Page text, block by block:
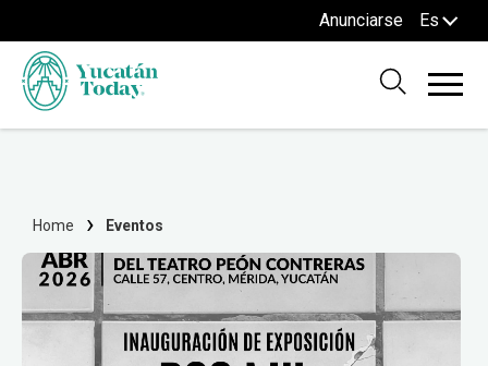
Anunciarse Es
Home Eventos